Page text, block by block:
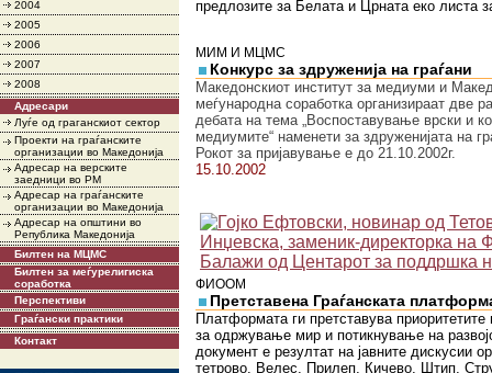
2004
2005
2006
2007
2008
Адресари
Луѓе од граганскиот сектор
Проекти на граѓанските
организации во Македонија
Адресар на верските
заедници во РМ
Адресар на граѓанските
организации во Македонија
Адресар на општини во
Република Македонија
Билтен на МЦМС
Билтен за меѓурелигиска
соработка
Перспективи
Граѓански практики
Контакт
предлозите за Белата и Црната еко листа
МИМ И МЦМС
Конкурс за здруженија на граѓани
Македонскиот институт за медиуми и
меѓународна соработка организираат две
дебата на тема „Воспоставување врски и
медиумите“ наменети за здруженијата на
Рокот за пријавување е до 21.10.2002г.
15.10.2002
ФИООМ
Претставена Граѓанската
Платформата ги претставува приоритетите
за одржување мир и потикнување на
документ е резултат на јавните дискусии
тетрово, Велес, Прилеп, Кичево, Штип,